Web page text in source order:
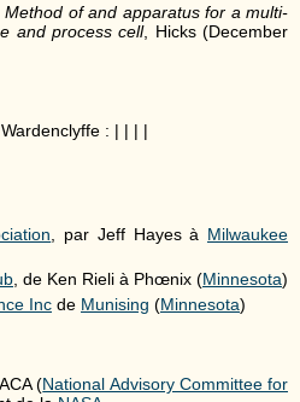
,Method of and apparatus for a multi-
and process cell, Hicks (December
: | | | |
, par Jeff Hayes à Milwaukee
, de Ken Rieli à Phœnix (Minnesota)
Inc de Munising (Minnesota)
(National Advisory Committee for